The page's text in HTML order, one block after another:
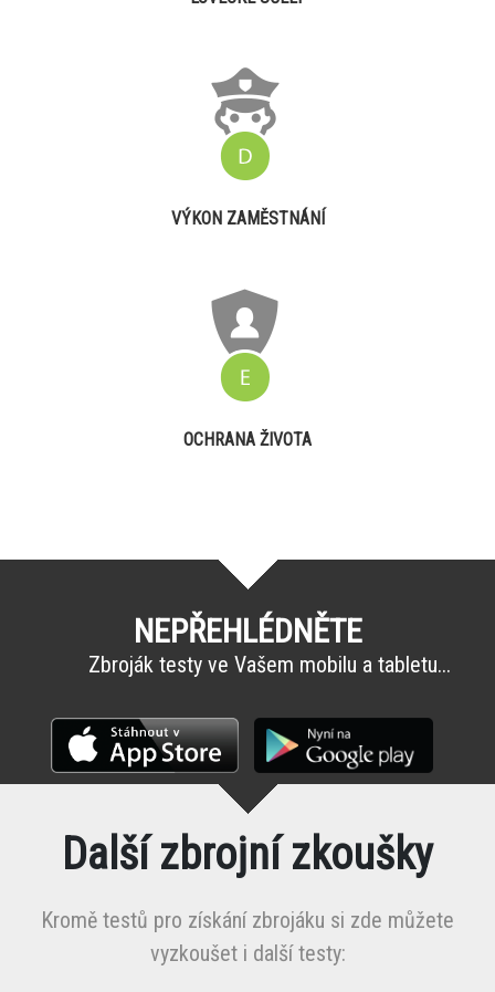
VÝKON ZAMĚSTNÁNÍ
OCHRANA ŽIVOTA
NEPŘEHLÉDNĚTE
Zbroják testy ve Vašem mobilu a tabletu...
Další zbrojní zkoušky
Kromě testů pro získání zbrojáku si zde můžete
vyzkoušet i další testy: